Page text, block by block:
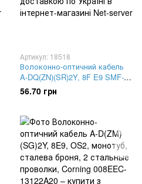
Артикул: 18518
Волоконно-оптичний кабель
A-DQ(ZN)(SR)2Y, 8F E9 SMF-
28e+®, монотуб CT 3.0, гофра
броня, Corning 008EEC-
56.70 грн